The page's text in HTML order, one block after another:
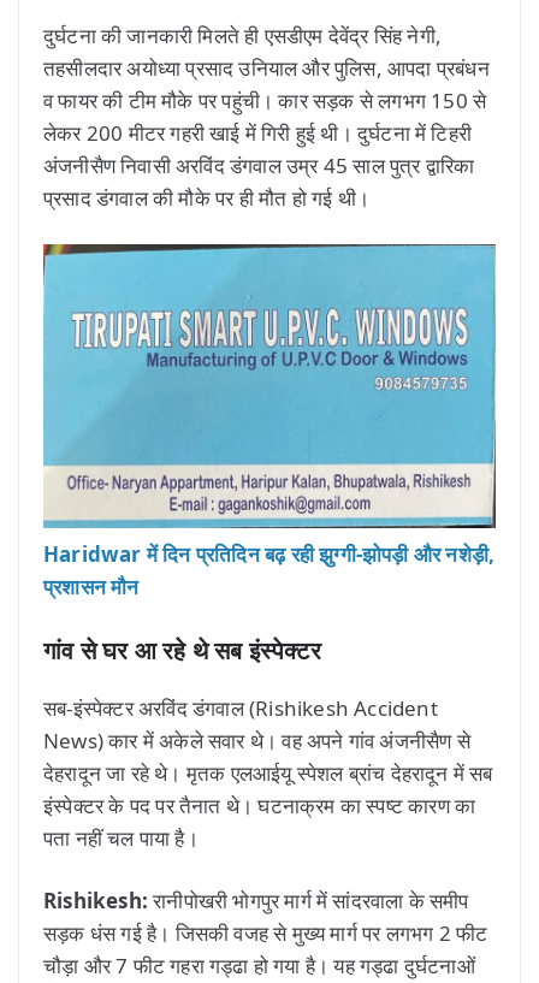
दुर्घटना की जानकारी मिलते ही एसडीएम देवेंद्र सिंह नेगी,
तहसीलदार अयोध्या प्रसाद उनियाल और पुलिस, आपदा प्रबंधन
व फायर की टीम मौके पर पहुंची। कार सड़क से लगभग 150 से
लेकर 200 मीटर गहरी खाई में गिरी हुई थी। दुर्घटना में टिहरी
अंजनीसैण निवासी अरविंद डंगवाल उम्र 45 साल पुत्र द्वारिका
प्रसाद डंगवाल की मौके पर ही मौत हो गई थी।
Haridwar में दिन प्रतिदिन बढ़ रही झुग्गी-झोपड़ी और नशेड़ी,
प्रशासन मौन
गांव से घर आ रहे थे सब इंस्पेक्टर
सब-इंस्पेक्टर अरविंद डंगवाल (Rishikesh Accident
News) कार में अकेले सवार थे। वह अपने गांव अंजनीसैण से
देहरादून जा रहे थे। मृतक एलआईयू स्पेशल ब्रांच देहरादून में सब
इंस्पेक्टर के पद पर तैनात थे। घटनाक्रम का स्पष्ट कारण का
पता नहीं चल पाया है।
Rishikesh:रानीपोखरी भोगपुर मार्ग में सांदरवाला के समीप
सड़क धंस गई है। जिसकी वजह से मुख्य मार्ग पर लगभग 2 फीट
चौड़ा और 7 फीट गहरा गड्ढा हो गया है। यह गड्ढा दुर्घटनाओं